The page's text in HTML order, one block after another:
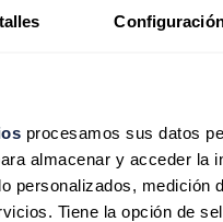
procesamos sus datos
almacenar y acceder la
personalizados, medición
Tiene la opción de
y la
Política de
aplican.